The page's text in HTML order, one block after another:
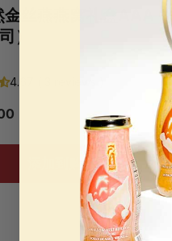
丝燕燕窝礼盒AAA -
）
4.67 ( 3 reviews )
4
1
添加到购物车